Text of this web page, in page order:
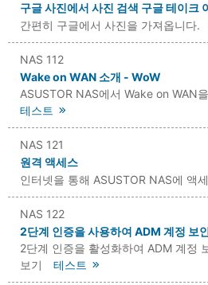
구글 사진에서 사진 검색 구글 테이크
간편히 구글에서 사진을 가져옵니다.
NAS 112
Wake on WAN 소개 - WoW
ASUSTOR NAS에서 Wake on WAN
테스트
NAS 121
원격 액세스
인터넷을 통해 ASUSTOR NAS에 액
NAS 122
2단계 인증을 사용하여 ADM 계정 보
2단계 인증을 활성화하여 ADM 계정
보기
테스트